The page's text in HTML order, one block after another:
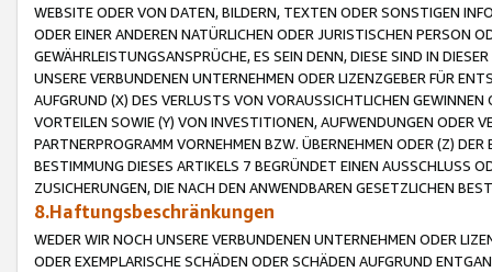
WEBSITE ODER VON DATEN, BILDERN, TEXTEN ODER SONSTIGEN
ODER EINER ANDEREN NATÜRLICHEN ODER JURISTISCHEN PERSON
GEWÄHRLEISTUNGSANSPRÜCHE, ES SEIN DENN, DIESE SIND IN
UNSERE VERBUNDENEN UNTERNEHMEN ODER LIZENZGEBER FÜR
AUFGRUND (X) DES VERLUSTS VON VORAUSSICHTLICHEN
VORTEILEN SOWIE (Y) VON INVESTITIONEN, AUFWENDUNGEN ODER
PARTNERPROGRAMM VORNEHMEN BZW. ÜBERNEHMEN ODER (Z)
BESTIMMUNG DIESES ARTIKELS 7 BEGRÜNDET EINEN AUSSCHLUSS
ZUSICHERUNGEN, DIE NACH DEN ANWENDBAREN GESETZLICHEN
8.Haftungsbeschränkungen
WEDER WIR NOCH UNSERE VERBUNDENEN UNTERNEHMEN ODER
ODER EXEMPLARISCHE SCHÄDEN ODER SCHÄDEN AUFGRUND